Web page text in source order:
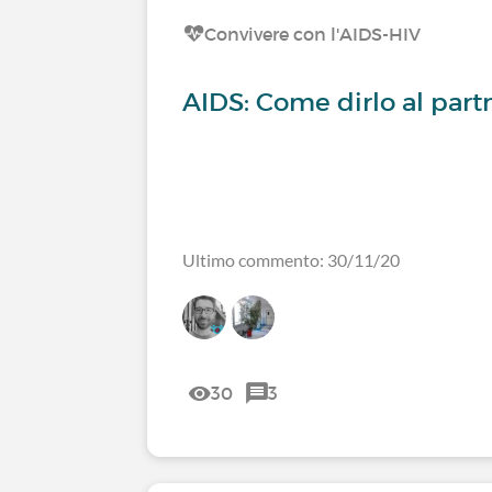
Convivere con l'AIDS-HIV
AIDS: Come dirlo al
Ultimo commento: 30/11/20
30 3